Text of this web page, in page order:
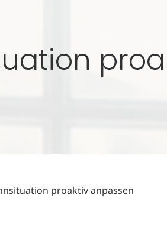
proaktiv anpassen